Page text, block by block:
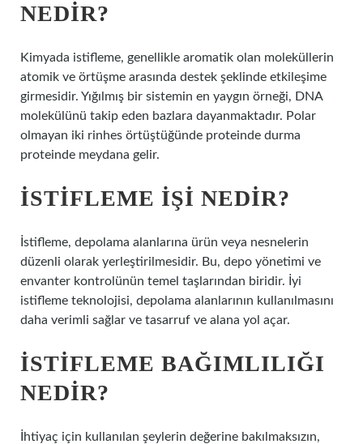
NEDIR?
Kimyada istifleme, genellikle aromatik olan moleküllerin
atomik ve örtüşme arasında destek şeklinde etkileşime
girmesidir. Yığılmış bir sistemin en yaygın örneği, DNA
molekülünü takip eden bazlara dayanmaktadır. Polar
olmayan iki rinhes örtüştüğünde proteinde durma
proteinde meydana gelir.
İSTIFLEME IŞI NEDIR?
İstifleme, depolama alanlarına ürün veya nesnelerin
düzenli olarak yerleştirilmesidir. Bu, depo yönetimi ve
envanter kontrolünün temel taşlarından biridir. İyi
istifleme teknolojisi, depolama alanlarının kullanılmasını
daha verimli sağlar ve tasarruf ve alana yol açar.
İSTIFLEME BAĞIMLILIĞI
NEDIR?
İhtiyaç için kullanılan şeylerin değerine bakılmaksızın,